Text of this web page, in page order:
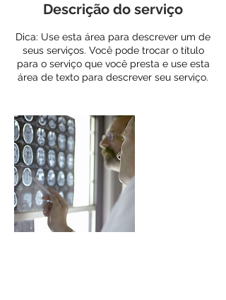
Descrição do serviço
Dica: Use esta área para descrever um de
seus serviços. Você pode trocar o título
para o serviço que você presta e use esta
área de texto para descrever seu serviço.